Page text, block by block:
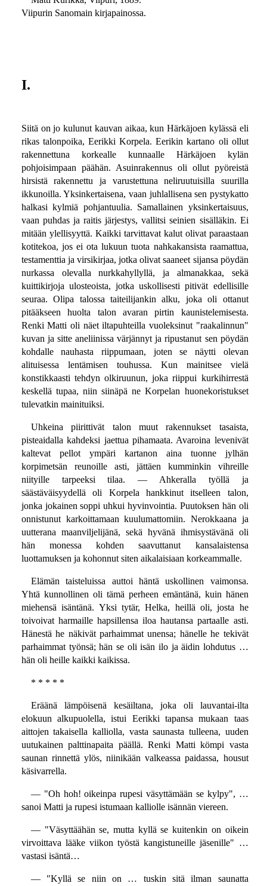
Viipurin Sanomain kirjapainossa.
I.
Siitä on jo kulunut kauvan aikaa, kun Härkäjoen kylässä eli
rikas talonpoika, Eerikki Korpela. Eerikin kartano oli ollut
rakennettuna korkealle kunnaalle Härkäjoen kylän
pohjoisimpaan päähän. Asuinrakennus oli ollut pyöreistä
hirsistä rakennettu ja varustettuna neliruutuisilla suurilla
ikkunoilla. Yksinkertaisena, vaan juhlallisena sen pystykatto
halkasi kylmiä pohjantuulia. Samallainen yksinkertaisuus,
vaan puhdas ja raitis järjestys, vallitsi seinien sisälläkin. Ei
mitään ylellisyyttä. Kaikki tarvittavat kalut olivat paraastaan
kotitekoa, jos ei ota lukuun tuota nahkakansista raamattua,
testamenttia ja virsikirjaa, jotka olivat saaneet sijansa pöydän
nurkassa olevalla nurkkahyllyllä, ja almanakkaa, sekä
kuittikirjoja ulosteoista, jotka uskollisesti pitivät edellisille
seuraa. Olipa talossa taiteilijankin alku, joka oli ottanut
pitääkseen huolta talon avaran pirtin kaunistelemisesta.
Renki Matti oli näet iltapuhteilla vuoleksinut "raakalinnun"
kuvan ja sitte aneliinissa värjännyt ja ripustanut sen pöydän
kohdalle nauhasta riippumaan, joten se näytti olevan
alituisessa lentämisen touhussa. Kun mainitsee vielä
konstikkaasti tehdyn olkiruunun, joka riippui kurkihirrestä
keskellä tupaa, niin siinäpä ne Korpelan huonekoristukset
tulevatkin mainituiksi.
Uhkeina piirittivät talon muut rakennukset tasaista,
pisteaidalla kahdeksi jaettua pihamaata. Avaroina levenivät
kaltevat pellot ympäri kartanon aina tuonne jylhän
korpimetsän reunoille asti, jättäen kumminkin vihreille
niityille tarpeeksi tilaa. — Ahkeralla työllä ja
säästäväisyydellä oli Korpela hankkinut itselleen talon,
jonka jokainen soppi uhkui hyvinvointia. Puutoksen hän oli
onnistunut karkoittamaan kuulumattomiin. Nerokkaana ja
uutterana maanviljelijänä, sekä hyvänä ihmisystävänä oli
hän monessa kohden saavuttanut kansalaistensa
luottamuksen ja kohonnut siten aikalaisiaan korkeammalle.
Elämän taisteluissa auttoi häntä uskollinen vaimonsa.
Yhtä kunnollinen oli tämä perheen emäntänä, kuin hänen
miehensä isäntänä. Yksi tytär, Helka, heillä oli, josta he
toivoivat harmaille hapsillensa iloa hautansa partaalle asti.
Hänestä he näkivät parhaimmat unensa; hänelle he tekivät
parhaimmat työnsä; hän se oli isän ilo ja äidin lohdutus …
hän oli heille kaikki kaikissa.
* * * * *
Eräänä lämpöisenä kesäiltana, joka oli lauvantai-ilta
elokuun alkupuolella, istui Eerikki tapansa mukaan taas
aittojen takaisella kalliolla, vasta saunasta tulleena, uuden
uutukainen palttinapaita päällä. Renki Matti kömpi vasta
saunan rinnettä ylös, niinikään valkeassa paidassa, housut
käsivarrella.
— "Oh hoh! oikeinpa rupesi väsyttämään se kylpy", …
sanoi Matti ja rupesi istumaan kalliolle isännän viereen.
— "Väsyttäähän se, mutta kyllä se kuitenkin on oikein
virvoittava lääke viikon työstä kangistuneille jäsenille" …
vastasi isäntä…
— "Kyllä se niin on … tuskin sitä ilman saunatta